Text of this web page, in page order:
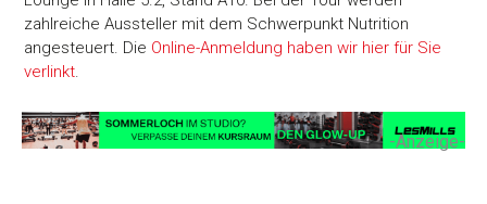
zahlreiche Aussteller mit dem Schwerpunkt Nutrition
angesteuert. Die Online-Anmeldung haben wir hier für Sie
verlinkt.
-Anzeige-